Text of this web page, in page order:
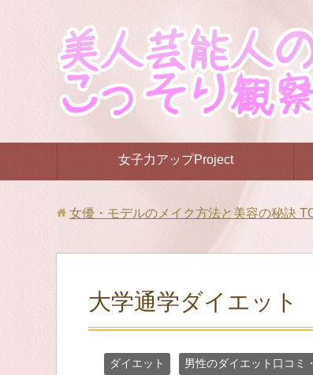
女子力アップProject
女優・モデルのメイク方法と美容の秘訣
大学通学ダイエット
ダイエット 男性のダイエット口コミ